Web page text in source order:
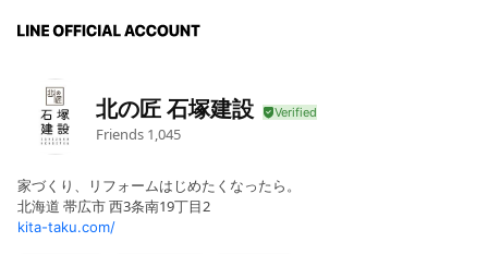
北の匠 石塚建設
Friends 1,045
家づくり、リフォームはじめたくなったら。
北海道 帯広市 西3条南19丁目2
kita-taku.com/